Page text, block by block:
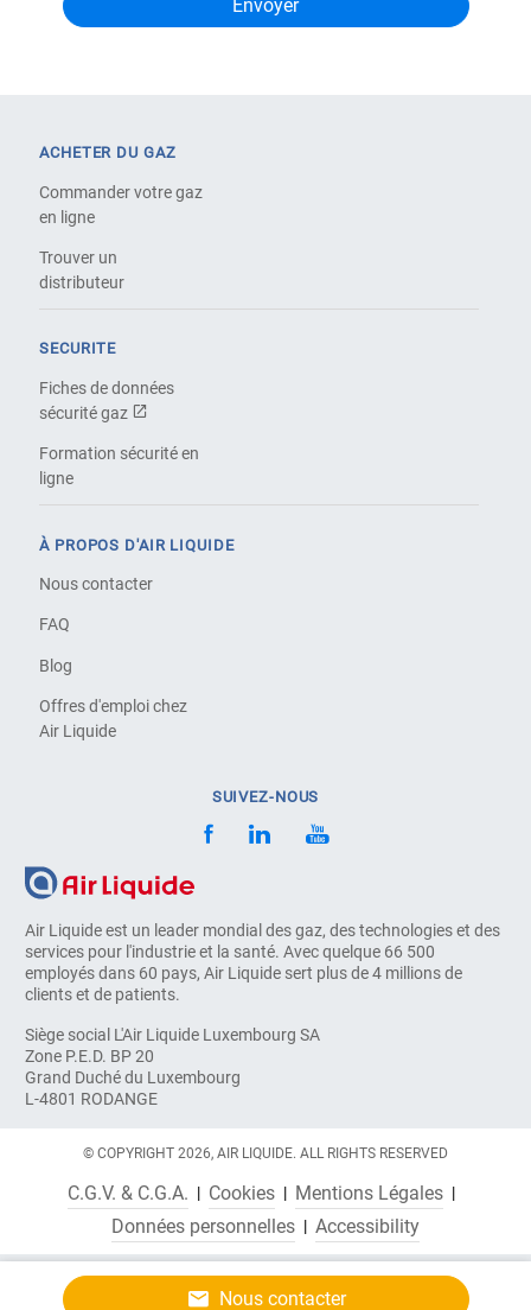
Nous contacter
Air Liquide est un leader mondial des gaz, des technologies et des
services pour l'industrie et la santé. Avec quelque 66 500
employés dans 60 pays, Air Liquide sert plus de 4 millions de
clients et de patients.
Siège social L'Air Liquide Luxembourg SA
Zone P.E.D. BP 20
Grand Duché du Luxembourg
L-4801 RODANGE
ACHETER DU GAZ
Commander votre gaz
en ligne
Trouver un
distributeur
SECURITE
Fiches de données
sécurité gaz
Formation sécurité en
ligne
À PROPOS D'AIR LIQUIDE
Nous contacter
FAQ
Blog
Offres d'emploi chez
Air Liquide
SUIVEZ-NOUS
© COPYRIGHT 2026, AIR LIQUIDE. ALL RIGHTS RESERVED
C.G.V. & C.G.A. Cookies
Mentions Légales
Données personnelles
Accessibility